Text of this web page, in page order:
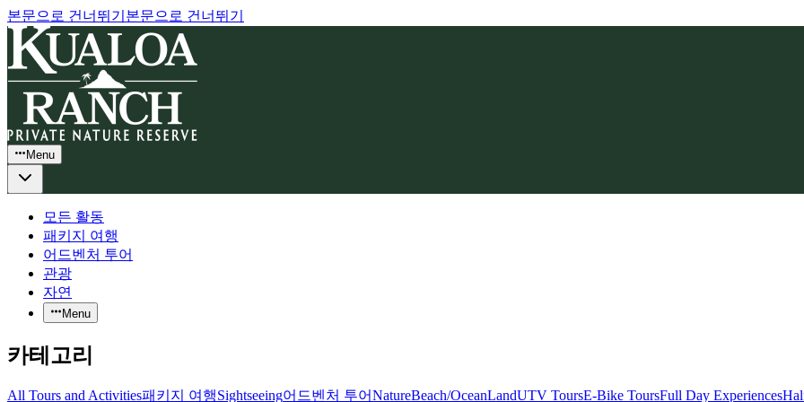
본문으로 건너뛰기 본문으로 건너뛰기
Menu
모든 활동
패키지 여행
어드벤처 투어
관광
자연
Menu
카테고리
All Tours and Activities패키지 여행Sightseeing어드벤처 투어NatureBeach/OceanLandUTV ToursE-Bike ToursFull Day Experiences